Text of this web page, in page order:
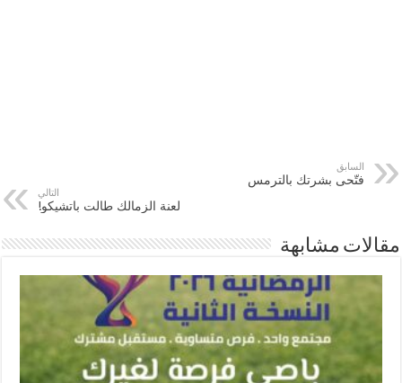
السابق
فتّحى بشرتك بالترمس
التالي
لعنة الزمالك طالت باتشيكو!
مقالات مشابهة